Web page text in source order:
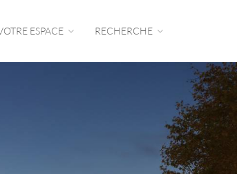
ESPACE RECHERCHE